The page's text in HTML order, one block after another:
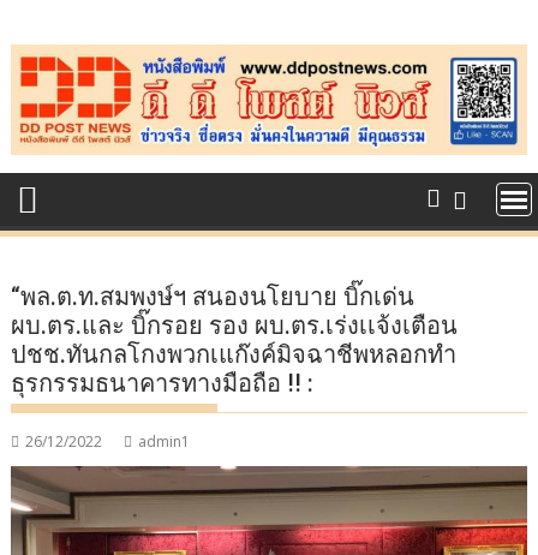
to
content
“พล.ต.ท.สมพงษ์ฯ สนองนโยบาย บิ๊กเด่น
ผบ.ตร.และ บิ๊กรอย รอง ผบ.ตร.เร่งเเจ้งเตือน
ปชช.ทันกลโกงพวกเแก๊งค์มิจฉาชีพหลอกทำ
ธุรกรรมธนาคารทางมือถือ !! :
26/12/2022 admin1